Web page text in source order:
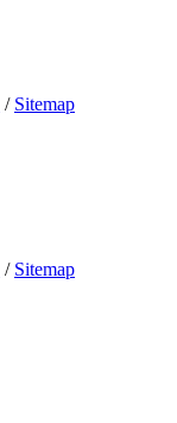
/ Sitemap
/ Sitemap